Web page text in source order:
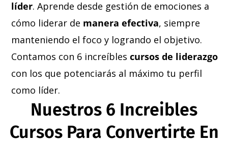
líder. Aprende desde gestión de emociones a
cómo liderar de manera efectiva, siempre
manteniendo el foco y logrando el objetivo.
Contamos con 6 increíbles cursos de liderazgo
con los que potenciarás al máximo tu perfil
como líder.
Nuestros 6 Increibles
Cursos Para Convertirte En